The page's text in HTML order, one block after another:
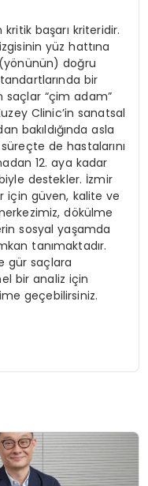
başarı kriteridir.
yüz hattına
(yönünün) doğru
bir
saçlar “çim adam”
Clinic’in sanatsal
bakıldığında asla
de hastalarını
12. aya kadar
destekler. İzmir
için güven, kalite ve
dökülme
sosyal yaşamda
tanımaktadır.
gür saçlara
bir analiz için
geçebilirsiniz.